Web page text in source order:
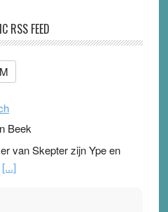
RSS FEED
Beek
van Skepter zijn Ype en
[...]